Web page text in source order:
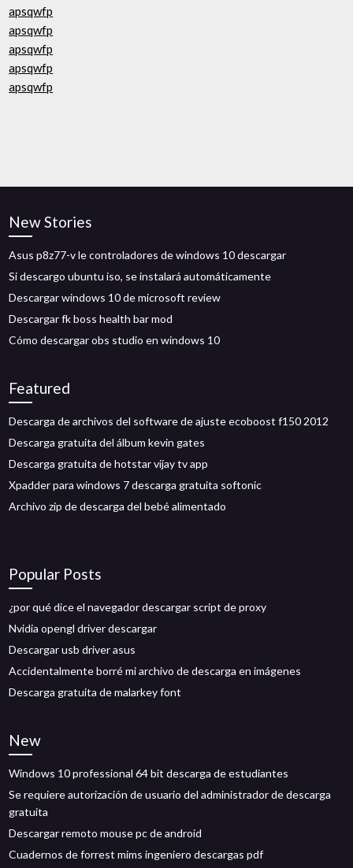
apsqwfp
apsqwfp
apsqwfp
apsqwfp
apsqwfp
New Stories
Asus p8z77-v le controladores de windows 10 descargar
Si descargo ubuntu iso, se instalará automáticamente
Descargar windows 10 de microsoft review
Descargar fk boss health bar mod
Cómo descargar obs studio en windows 10
Featured
Descarga de archivos del software de ajuste ecoboost f150 2012
Descarga gratuita del álbum kevin gates
Descarga gratuita de hotstar vijay tv app
Xpadder para windows 7 descarga gratuita softonic
Archivo zip de descarga del bebé alimentado
Popular Posts
¿por qué dice el navegador descargar script de proxy
Nvidia opengl driver descargar
Descargar usb driver asus
Accidentalmente borré mi archivo de descarga en imágenes
Descarga gratuita de malarkey font
New
Windows 10 professional 64 bit descarga de estudiantes
Se requiere autorización de usuario del administrador de descarga
gratuita
Descargar remoto mouse pc de android
Cuadernos de forrest mims ingeniero descargas pdf